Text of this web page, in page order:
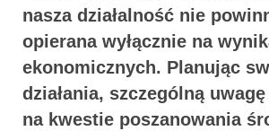
nasza działalność nie
opierana wyłącznie na
ekonomicznych. Planując
działania, szczególną
na kwestie poszanowania